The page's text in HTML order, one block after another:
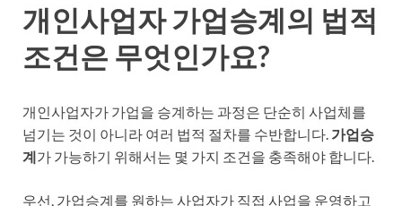
개인사업자 가업승계의 법적
조건은 무엇인가요?
개인사업자가 가업을 승계하는 과정은 단순히 사업체를
넘기는 것이 아니라 여러 법적 절차를 수반합니다. 가업승
계가 가능하기 위해서는 몇 가지 조건을 충족해야 합니다.
우선, 가업승계를 원하는 사업자가 직접 사업을 운영하고